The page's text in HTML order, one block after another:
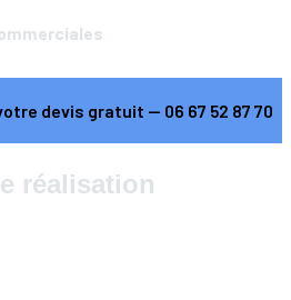
devis gratuit — 06 67 52 87 70
réalisation